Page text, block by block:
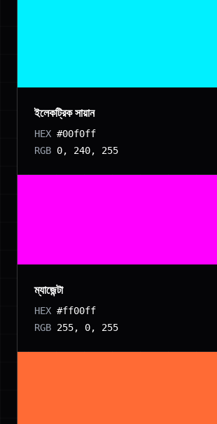
ইলেকট্রিক সায়ান
HEX #00f0ff
RGB 0, 240, 255
ম্যাজেন্টা
HEX #ff00ff
RGB 255, 0, 255